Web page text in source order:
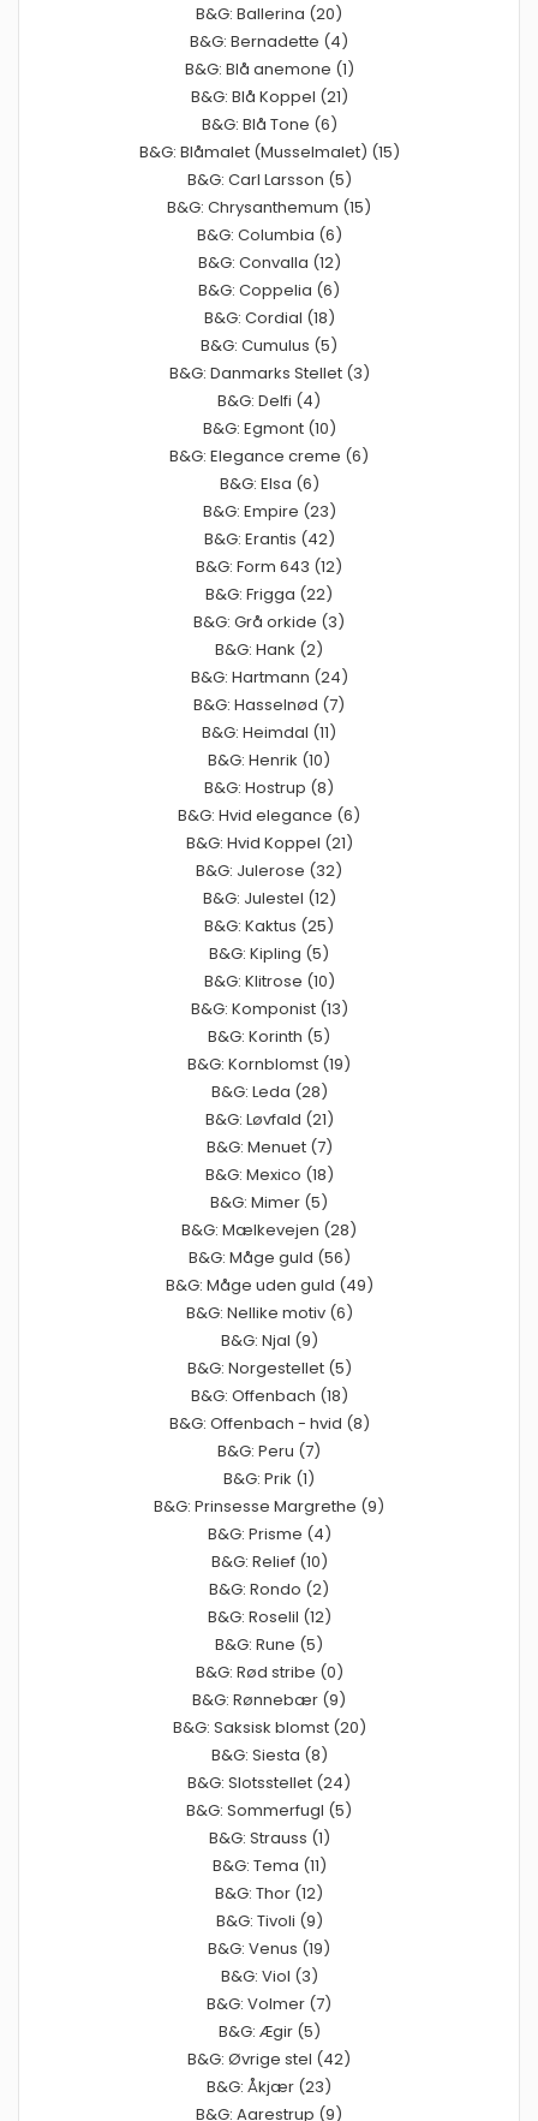
B&G: Ballerina (20)
B&G: Bernadette (4)
B&G: Blå anemone (1)
B&G: Blå Koppel (21)
B&G: Blå Tone (6)
B&G: Blåmalet (Musselmalet) (15)
B&G: Carl Larsson (5)
B&G: Chrysanthemum (15)
B&G: Columbia (6)
B&G: Convalla (12)
B&G: Coppelia (6)
B&G: Cordial (18)
B&G: Cumulus (5)
B&G: Danmarks Stellet (3)
B&G: Delfi (4)
B&G: Egmont (10)
B&G: Elegance creme (6)
B&G: Elsa (6)
B&G: Empire (23)
B&G: Erantis (42)
B&G: Form 643 (12)
B&G: Frigga (22)
B&G: Grå orkide (3)
B&G: Hank (2)
B&G: Hartmann (24)
B&G: Hasselnød (7)
B&G: Heimdal (11)
B&G: Henrik (10)
B&G: Hostrup (8)
B&G: Hvid elegance (6)
B&G: Hvid Koppel (21)
B&G: Julerose (32)
B&G: Julestel (12)
B&G: Kaktus (25)
B&G: Kipling (5)
B&G: Klitrose (10)
B&G: Komponist (13)
B&G: Korinth (5)
B&G: Kornblomst (19)
B&G: Leda (28)
B&G: Løvfald (21)
B&G: Menuet (7)
B&G: Mexico (18)
B&G: Mimer (5)
B&G: Mælkevejen (28)
B&G: Måge guld (56)
B&G: Måge uden guld (49)
B&G: Nellike motiv (6)
B&G: Njal (9)
B&G: Norgestellet (5)
B&G: Offenbach (18)
B&G: Offenbach - hvid (8)
B&G: Peru (7)
B&G: Prik (1)
B&G: Prinsesse Margrethe (9)
B&G: Prisme (4)
B&G: Relief (10)
B&G: Rondo (2)
B&G: Roselil (12)
B&G: Rune (5)
B&G: Rød stribe (0)
B&G: Rønnebær (9)
B&G: Saksisk blomst (20)
B&G: Siesta (8)
B&G: Slotsstellet (24)
B&G: Sommerfugl (5)
B&G: Strauss (1)
B&G: Tema (11)
B&G: Thor (12)
B&G: Tivoli (9)
B&G: Venus (19)
B&G: Viol (3)
B&G: Volmer (7)
B&G: Ægir (5)
B&G: Øvrige stel (42)
B&G: Åkjær (23)
B&G: Aarestrup (9)